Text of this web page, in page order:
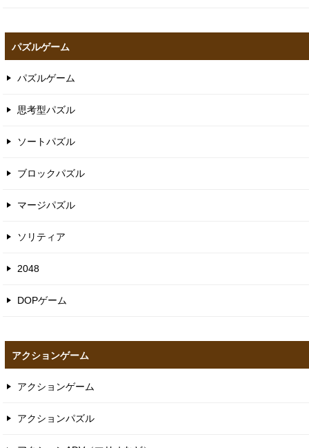
パズルゲーム
パズルゲーム
思考型パズル
ソートパズル
ブロックパズル
マージパズル
ソリティア
2048
DOPゲーム
アクションゲーム
アクションゲーム
アクションパズル